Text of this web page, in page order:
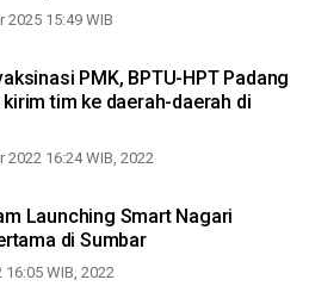
2025 15:49 WIB
PMK, BPTU-HPT Padang
tim ke daerah-daerah di
2022 16:24 WIB, 2022
Launching Smart Nagari
di Sumbar
16:05 WIB, 2022